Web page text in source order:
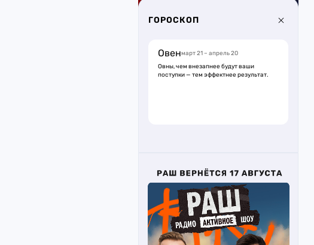
ГОРОСКОП
Овенмарт 21 – апрель 20
Овны, чем внезапнее будут ваши
поступки — тем эффектнее результат.